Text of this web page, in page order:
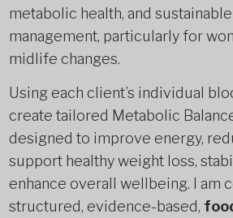
metabolic health, and
management, particularly for
midlife changes.
Using each client’s individual
create tailored Metabolic
designed to improve energy,
support healthy weight loss,
enhance overall wellbeing. I am
structured, evidence-based,